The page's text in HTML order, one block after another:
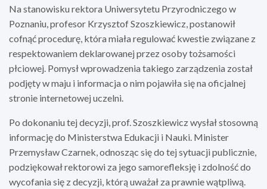
Na stanowisku rektora Uniwersytetu Przyrodniczego w
Poznaniu, profesor Krzysztof Szoszkiewicz, postanowił
cofnąć procedurę, która miała regulować kwestie związane z
respektowaniem deklarowanej przez osoby tożsamości
płciowej. Pomysł wprowadzenia takiego zarządzenia został
podjęty w maju i informacja o nim pojawiła się na oficjalnej
stronie internetowej uczelni.
Po dokonaniu tej decyzji, prof. Szoszkiewicz wysłał stosowną
informację do Ministerstwa Edukacji i Nauki. Minister
Przemysław Czarnek, odnosząc się do tej sytuacji publicznie,
podziękował rektorowi za jego samorefleksję i zdolność do
wycofania się z decyzji, którą uważał za prawnie wątpliwą.